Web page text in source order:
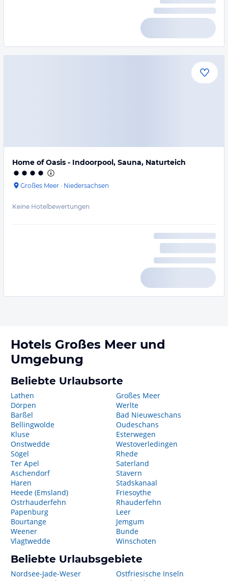
Home of Oasis - Indoorpool, Sauna, Naturteich
Großes Meer · Niedersachsen
Keine Hotelbewertungen
Hotels Großes Meer und
Umgebung
Beliebte Urlaubsorte
Lathen
Dörpen
Barßel
Bellingwolde
Kluse
Onstwedde
Sögel
Ter Apel
Aschendorf
Haren
Heede (Emsland)
Ostrhauderfehn
Papenburg
Bourtange
Weener
Vlagtwedde
Großes Meer
Werlte
Bad Nieuweschans
Oudeschans
Esterwegen
Westoverledingen
Rhede
Saterland
Stavern
Stadskanaal
Friesoythe
Rhauderfehn
Leer
Jemgum
Bunde
Winschoten
Beliebte Urlaubsgebiete
Nordsee-Jade-Weser
Ostfriesische Inseln